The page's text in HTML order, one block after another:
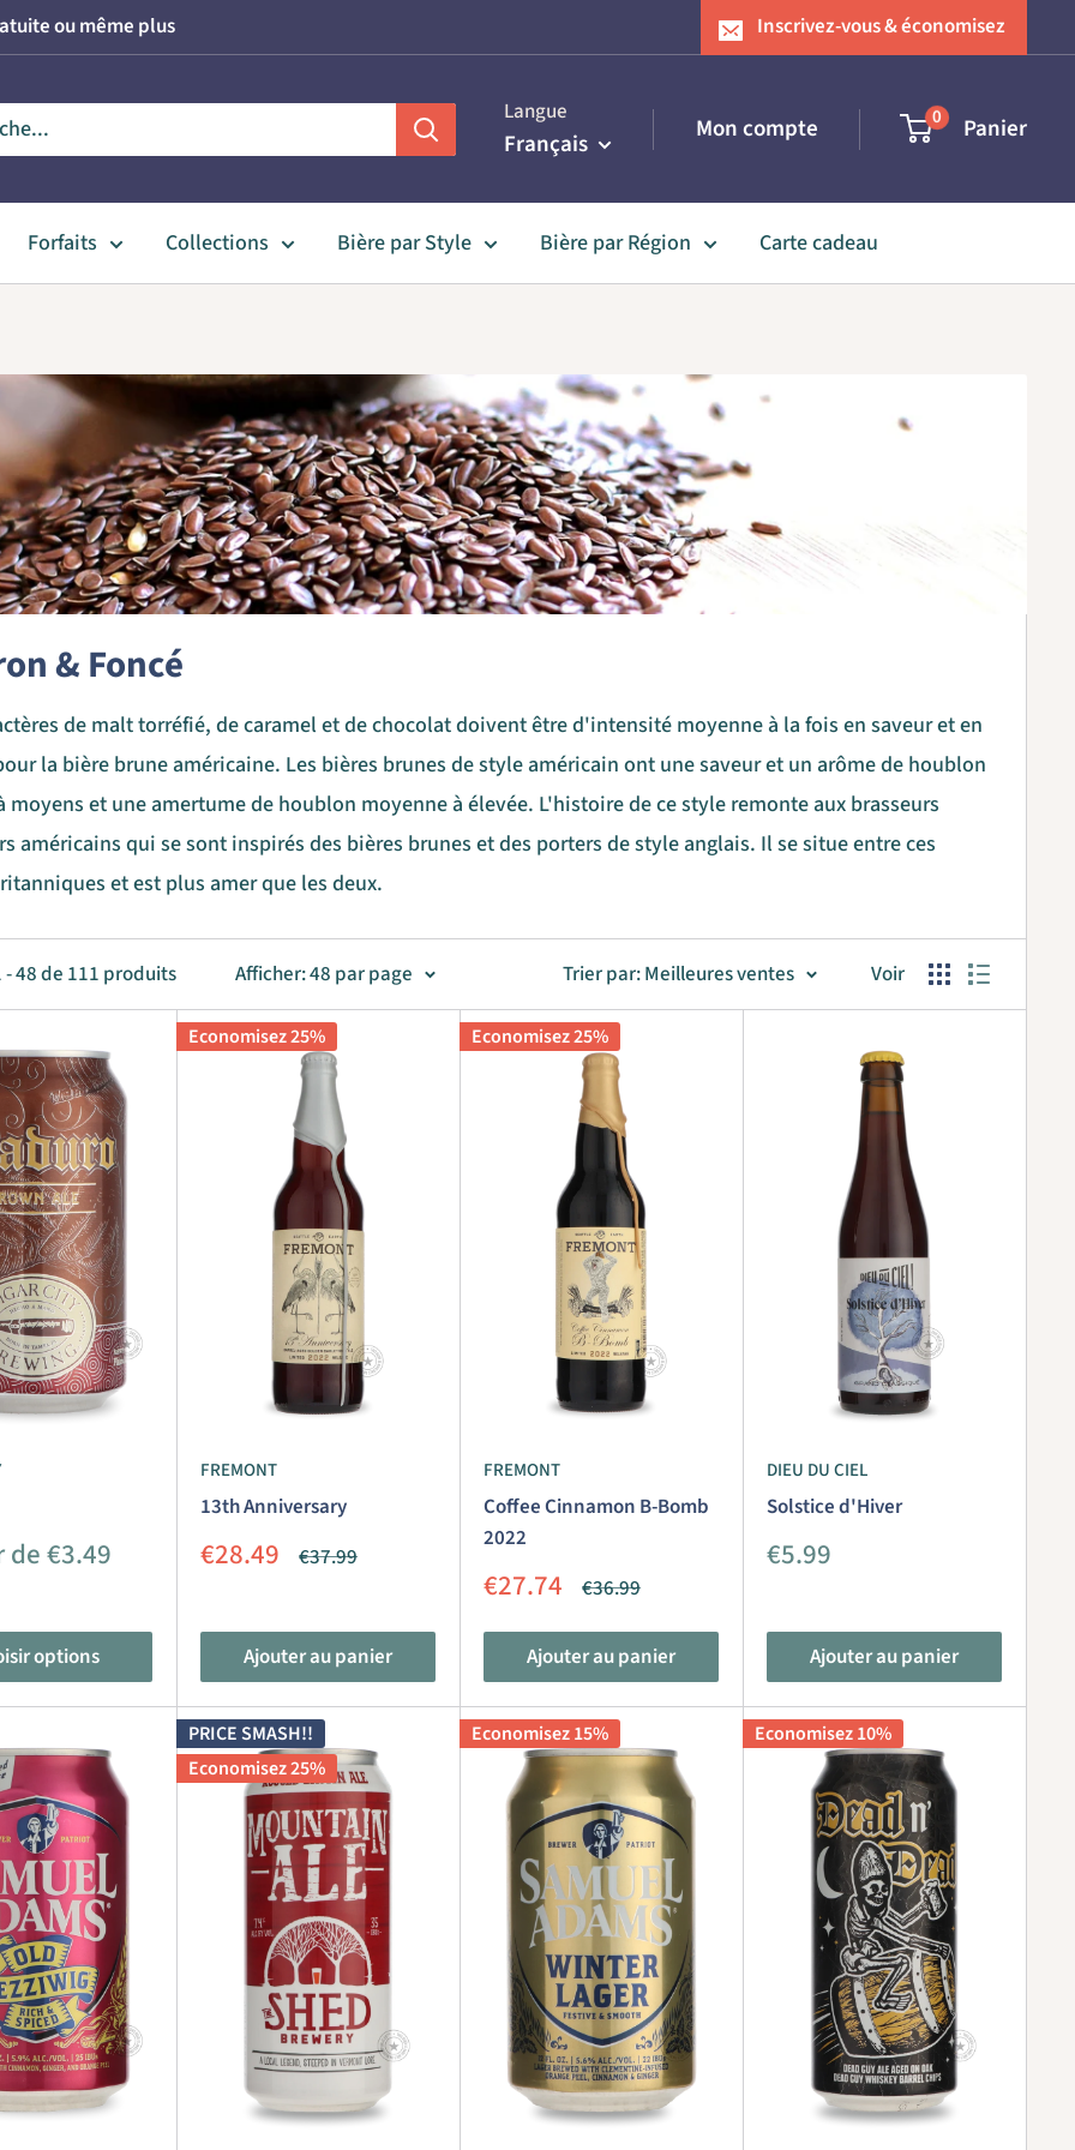
ou même plus Inscrivez-vous & économisez
Langue
Français Mon compte 0 Panier
Forfaits Collections Bière par Style Bière par Région Carte cadeau
& Foncé
de malt torréfié, de caramel et de chocolat doivent être d'intensité moyenne à la fois en saveur et en
la bière brune américaine. Les bières brunes de style américain ont une saveur et un arôme de houblon
moyens et une amertume de houblon moyenne à élevée. L'histoire de ce style remonte aux brasseurs
américains qui se sont inspirés des bières brunes et des porters de style anglais. Il se situe entre ces
et est plus amer que les deux.
- 48 de 111 produits Afficher: 48 par page Trier par: Meilleures ventes Voir
€3.49
options
Economisez 25%
FREMONT
13th Anniversary
Prix
€28.49 Prix
€37.99
Ajouter au panier
Economisez 25%
FREMONT
Coffee Cinnamon B-Bomb
2022
Prix
€27.74 Prix
€36.99
Ajouter au panier
DIEU DU CIEL
Solstice d'Hiver
Prix
€5.99
Ajouter au panier
PRICE SMASH!!
Economisez 25%
Economisez 15% Economisez 10%